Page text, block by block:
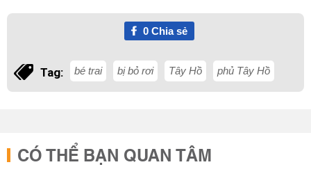
0Chia sẻ
Tag: bé trai bị bỏ rơi Tây Hồ phủ Tây Hồ
CÓ THỂ BẠN QUAN TÂM